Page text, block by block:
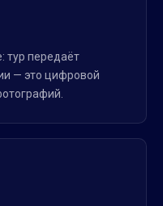
тур передаёт
— это цифровой